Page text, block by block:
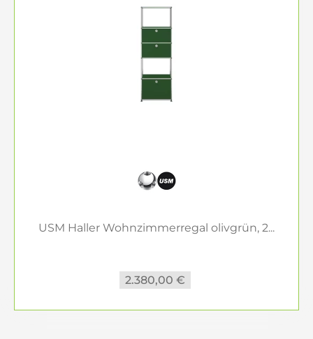
USM Haller Wohnzimmerregal olivgrün, 2...
2.380,00 €